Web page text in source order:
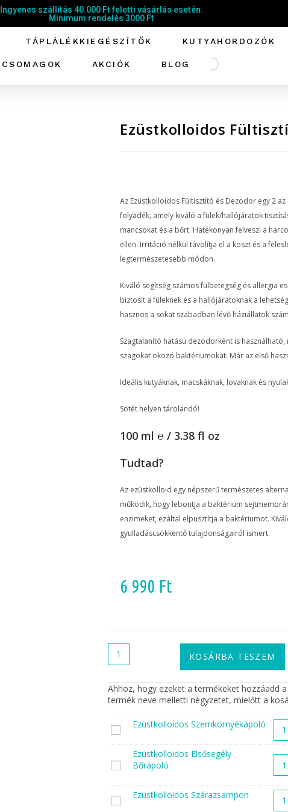
Ingyenes szállítás 40.000 Ft feletti vásárlás esetén.
Minimum rendelés 3000 Ft
TÁPLÁLÉKKIEGÉSZÍTŐK KUTYAHORDOZÓK
CSOMAGOK AKCIÓK BLOG
Ezüstkolloidos
Az Ezüstkolloidos Fültisztító és Dezodor egy 2
folyadék, amely kiváló a fülek/hallójáratok
mancsokat és a bőrt. Hatékonyan felveszi a
ellen. Irritáció nélkül távolítja el a koszt és a
legtermészetesebb módon.
Kiváló segítség számos fülbetegség és allergia
biztosít a füleknek és a hallójáratoknak a
hasznos a sokat szabadban lévő háziállatok
Szagtalanító hatású dezodorként is
szagokat okozó baktériumokat. Már az első
Ideális kutyáknak, macskáknak, lovaknak és
Sötét helyen tárolandó!
100 ml ℮ / 3.38 fl oz
Tudtad?
Az ezüstkolloid egy népszerű természetes
működik, hogy lebontja a baktérium
enzimeket, ezáltal elpusztítja a baktériumot.
gyulladáscsökkentő tulajdonságairól ismert.
6 990 Ft
KOSÁRBA TESZEM
Ahhoz, hogy ezeket a termékeket hozzáadd
termék neve melletti négyzetet, mielőtt a
s
k
o
Ezüstkolloidos Szemkörnyékápoló
E
ü
s
Ezüstkolloidos Elsősegély
Bőrápoló
Ezüstkolloidos Szárazsampon